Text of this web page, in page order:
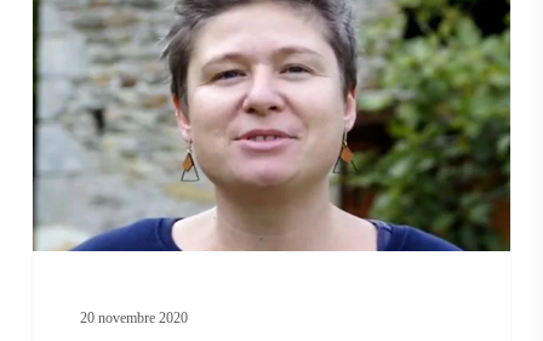
20 novembre 2020